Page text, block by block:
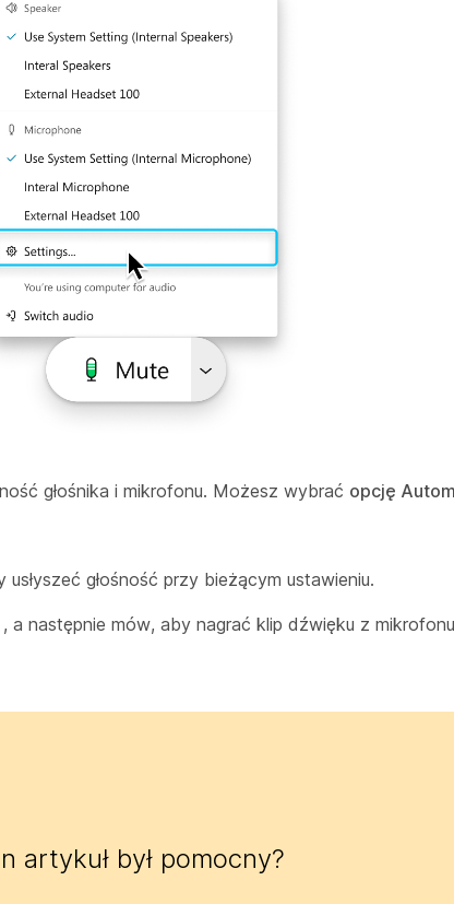
głośnika i mikrofonu. Możesz wybrać opcję
usłyszeć głośność przy bieżącym ustawieniu.
a następnie mów, aby nagrać klip dźwięku z
artykuł był pomocny?